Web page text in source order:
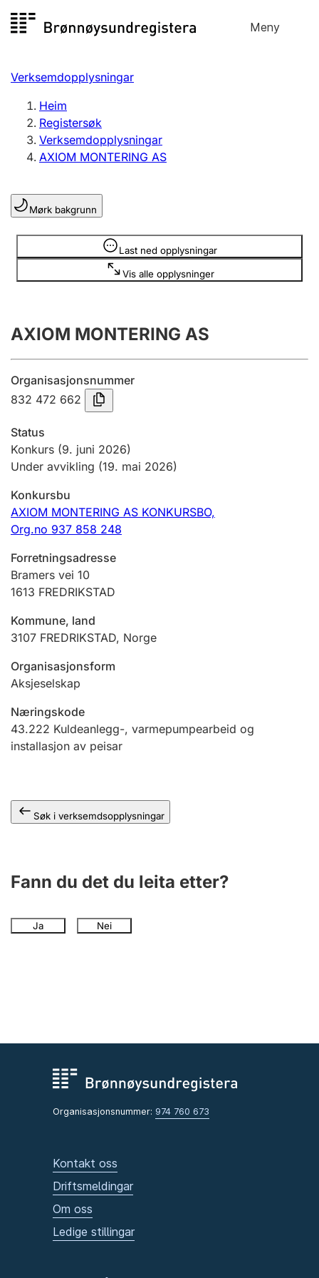
til
Meny
Registersøk
Aksjeselskap
Enkeltpersonføretak
Registrere, endre, slette
Lag og foreining
Registrere, endre, slette
Årsrekneskap
Innsending og forseinkingsgebyr
Jeger
Ektepaktrettleiaren
Andre tema
Verksemdopplysningar
Heim
Registersøk
Verksemdopplysningar
AXIOM MONTERING AS
Mørk bakgrunn
Last ned opplysningar
Vis alle opplysninger
Opplysninger er skjult
AXIOM MONTERING AS
Organisasjonsnummer
832 472 662
Status
Konkurs (9. juni 2026)
Under avvikling (19. mai 2026)
Konkursbu
AXIOM MONTERING AS KONKURSBO,
Org.no 937 858 248
Forretningsadresse
Bramers vei 10
1613 FREDRIKSTAD
Kommune, land
3107 FREDRIKSTAD, Norge
Organisasjonsform
Aksjeselskap
Næringskode
43.222 Kuldeanlegg-, varmepumpearbeid og
installasjon av peisar
Søk i verksemdsopplysningar
Fann du det du leita etter?
Ja Nei
Organisasjonsnummer: 974 760 673
Kontakt oss
Driftsmeldingar
Om oss
Ledige stillingar